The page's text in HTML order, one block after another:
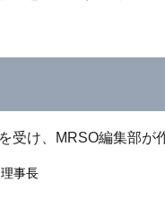
受け、MRSO編集部が
理事長